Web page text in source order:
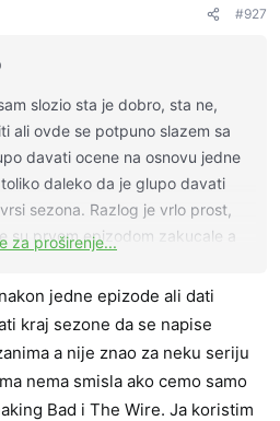
#927
slozio sta je dobro, sta ne,
ali ovde se potpuno slazem sa
davati ocene na osnovu jedne
daleko da je glupo davati
sezona. Razlog je vrlo prost,
su prvom epizodom zakucale a
za proširenje...
jedne epizode ali dati
kraj sezone da se napise
a nije znao za neku seriju
nema smisla ako cemo samo
Bad i The Wire. Ja koristim